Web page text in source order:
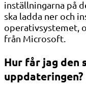
inställningarna på
ska ladda ner och
operativsystemet,
från Microsoft.
Hur får jag den
uppdateringen?